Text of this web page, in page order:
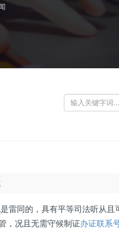
同的，具有平等司法听从且
，况且无需守候制证办证联系